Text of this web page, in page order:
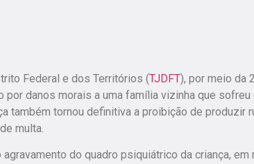
Federal e dos Territórios (TJDFT), por meio da
por danos morais a uma família vizinha que
também tornou definitiva a proibição de
multa.
do quadro psiquiátrico da criança,